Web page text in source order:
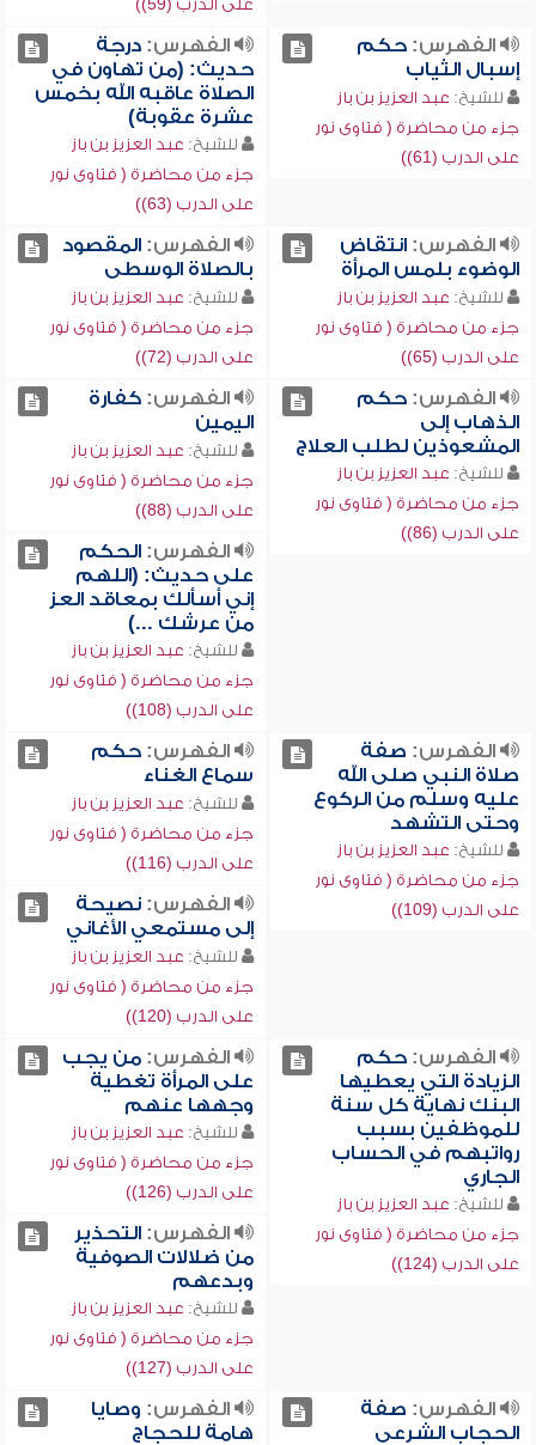
على الدرب (59))
الفهرس:حكم
إسبال الثياب
للشيخ: عبد العزيز بن باز
جزء من محاضرة ( فتاوى نور
على الدرب (61))
الفهرس:درجة
حديث: (من تهاون في
الصلاة عاقبه الله بخمس
عشرة عقوبة)
للشيخ: عبد العزيز بن باز
جزء من محاضرة ( فتاوى نور
على الدرب (63))
الفهرس:انتقاض
الوضوء بلمس المرأة
للشيخ: عبد العزيز بن باز
جزء من محاضرة ( فتاوى نور
على الدرب (65))
الفهرس:المقصود
بالصلاة الوسطى
للشيخ: عبد العزيز بن باز
جزء من محاضرة ( فتاوى نور
على الدرب (72))
الفهرس:حكم
الذهاب إلى
المشعوذين لطلب العلاج
للشيخ: عبد العزيز بن باز
جزء من محاضرة ( فتاوى نور
على الدرب (86))
الفهرس:كفارة
اليمين
للشيخ: عبد العزيز بن باز
جزء من محاضرة ( فتاوى نور
على الدرب (88))
الفهرس:الحكم
على حديث: (اللهم
إني أسألك بمعاقد العز
من عرشك ...)
للشيخ: عبد العزيز بن باز
جزء من محاضرة ( فتاوى نور
على الدرب (108))
الفهرس: صفة
صلاة النبي صلى الله
عليه وسلم من الركوع
وحتى التشهد
للشيخ: عبد العزيز بن باز
جزء من محاضرة ( فتاوى نور
على الدرب (109))
الفهرس:حكم
سماع الغناء
للشيخ: عبد العزيز بن باز
جزء من محاضرة ( فتاوى نور
على الدرب (116))
الفهرس:نصيحة
إلى مستمعي الأغاني
للشيخ: عبد العزيز بن باز
جزء من محاضرة ( فتاوى نور
على الدرب (120))
الفهرس:حكم
الزيادة التي يعطيها
البنك نهاية كل سنة
للموظفين بسبب
رواتبهم في الحساب
الجاري
للشيخ: عبد العزيز بن باز
جزء من محاضرة ( فتاوى نور
على الدرب (124))
الفهرس:من يجب
على المرأة تغطية
وجهها عنهم
للشيخ: عبد العزيز بن باز
جزء من محاضرة ( فتاوى نور
على الدرب (126))
الفهرس:التحذير
من ضلالات الصوفية
وبدعهم
للشيخ: عبد العزيز بن باز
جزء من محاضرة ( فتاوى نور
على الدرب (127))
الفهرس: صفة
الحجاب الشرعي
الفهرس: وصايا
هامة للحجاج